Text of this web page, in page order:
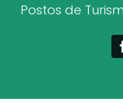
Postos de